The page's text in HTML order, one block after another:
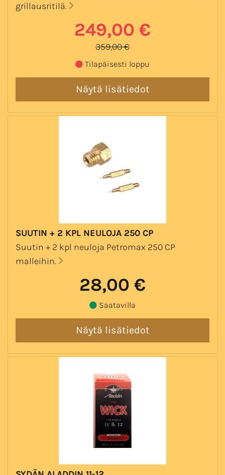
grillausritilä.
249,00 €
359,00 €
Tilapäisesti loppu
SUUTIN + 2 KPL NEULOJA 250 CP
Suutin + 2 kpl neuloja Petromax 250 CP
malleihin.
28,00 €
Saatavilla